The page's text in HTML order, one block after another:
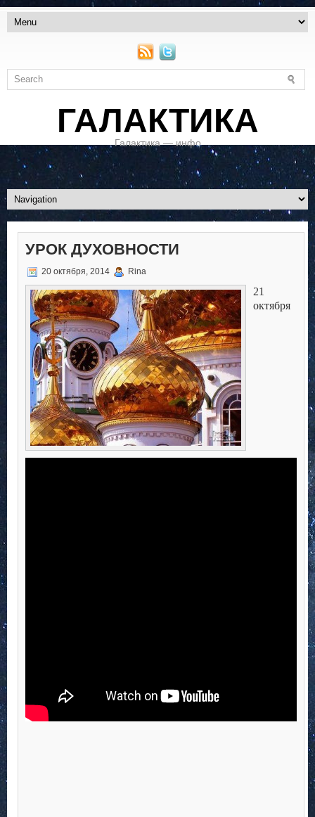
ГАЛАКТИКА
Галактика — инфо
УРОК ДУХОВНОСТИ
20 октября, 2014 Rina
21
октября